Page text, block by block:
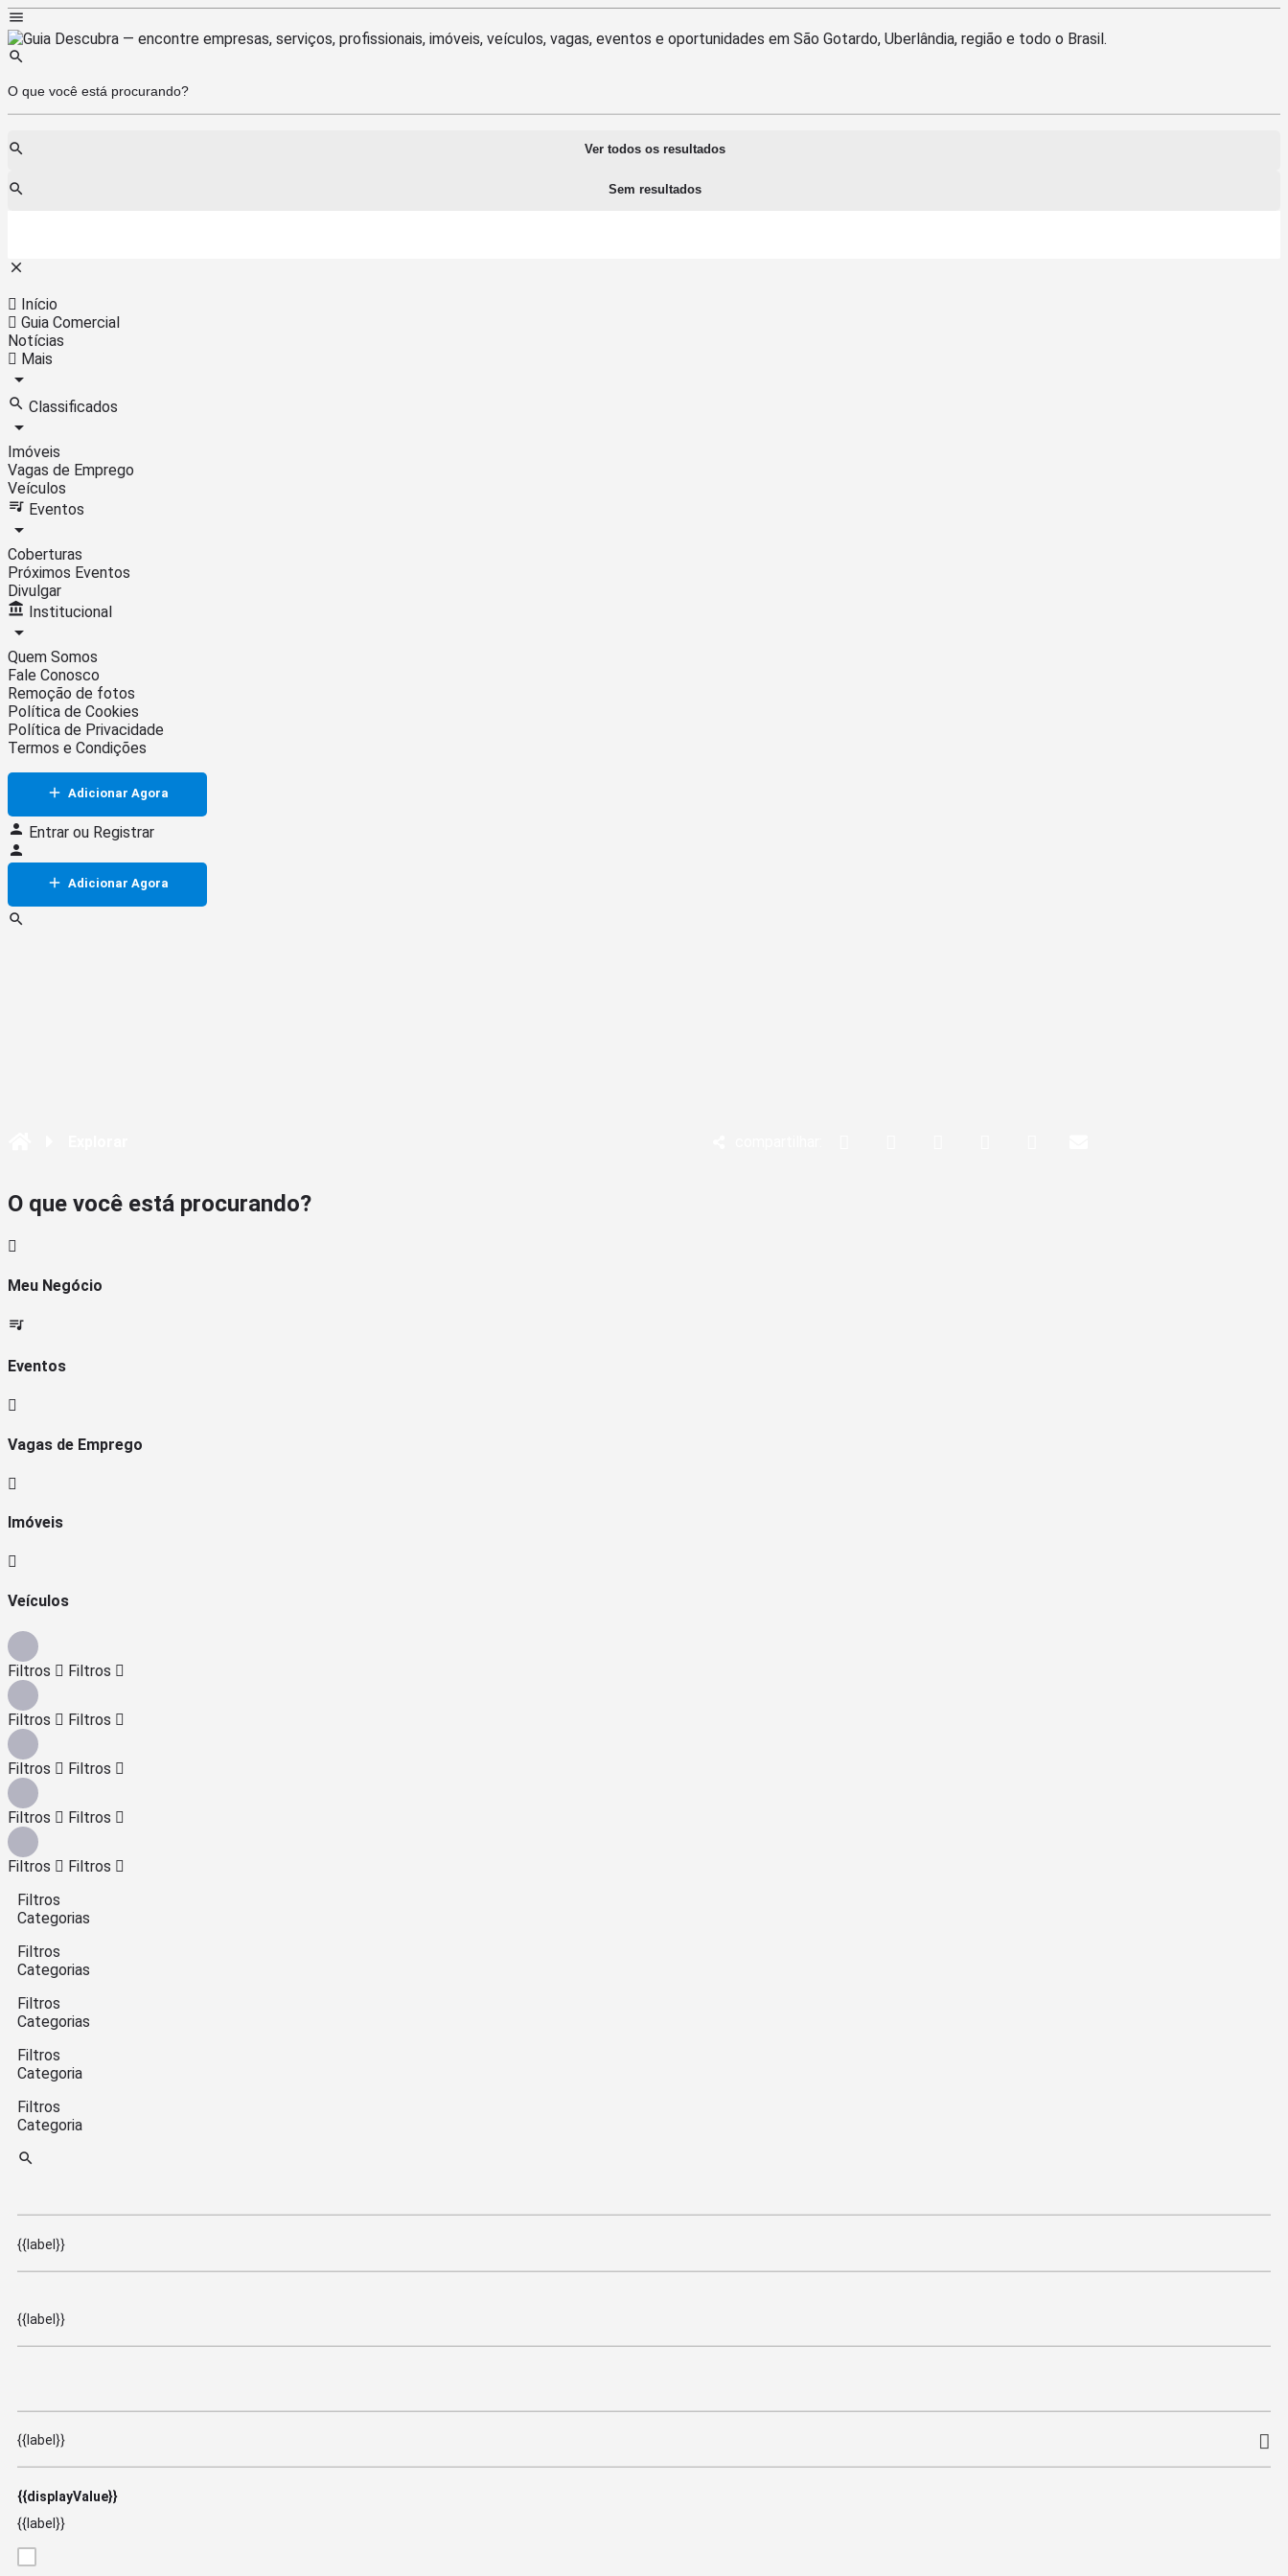
Ver todos os resultados
Sem resultados
Início
Guia Comercial
Notícias
Mais
Classificados
Imóveis
Vagas de Emprego
Veículos
Eventos
Coberturas
Próximos Eventos
Divulgar
Institucional
Quem Somos
Fale Conosco
Remoção de fotos
Política de Cookies
Política de Privacidade
Termos e Condições
Adicionar Agora
Entrar ou Registrar
Adicionar Agora
O que você está procurando?
Meu Negócio
Eventos
Vagas de Emprego
Imóveis
Veículos
Filtros Filtros
Filtros Filtros
Filtros Filtros
Filtros Filtros
Filtros
Filtros
Filtros
Categorias
Filtros
Categorias
Filtros
Categorias
Filtros
Categoria
Filtros
Categoria
{{label}}
{{label}}
{{label}}
{{displayValue}}
{{label}}